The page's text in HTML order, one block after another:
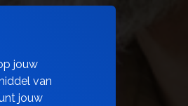
jouw
van
jouw